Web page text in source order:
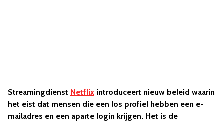
Streamingdienst Netflix introduceert nieuw beleid waarin
het eist dat mensen die een los profiel hebben een e-
mailadres en een aparte login krijgen. Het is de